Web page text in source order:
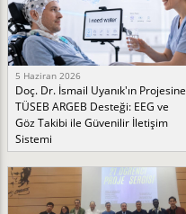
5 Haziran 2026
Doç. Dr. İsmail Uyanık'ın Projesine
TÜSEB ARGEB Desteği: EEG ve
Göz Takibi ile Güvenilir İletişim
Sistemi